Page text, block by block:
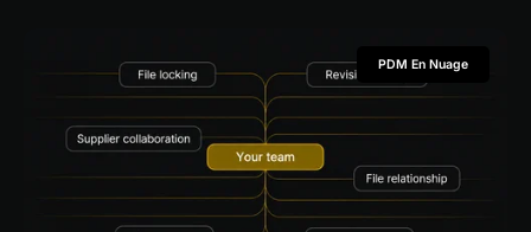
conception.
PDM En Nuage